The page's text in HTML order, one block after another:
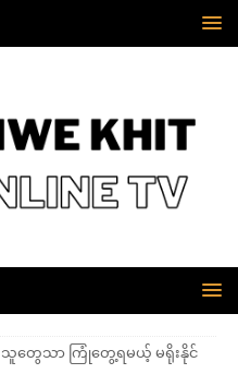
တွေသာ ကြုံတွေ့ရမယ့် မရိုးနိုင်